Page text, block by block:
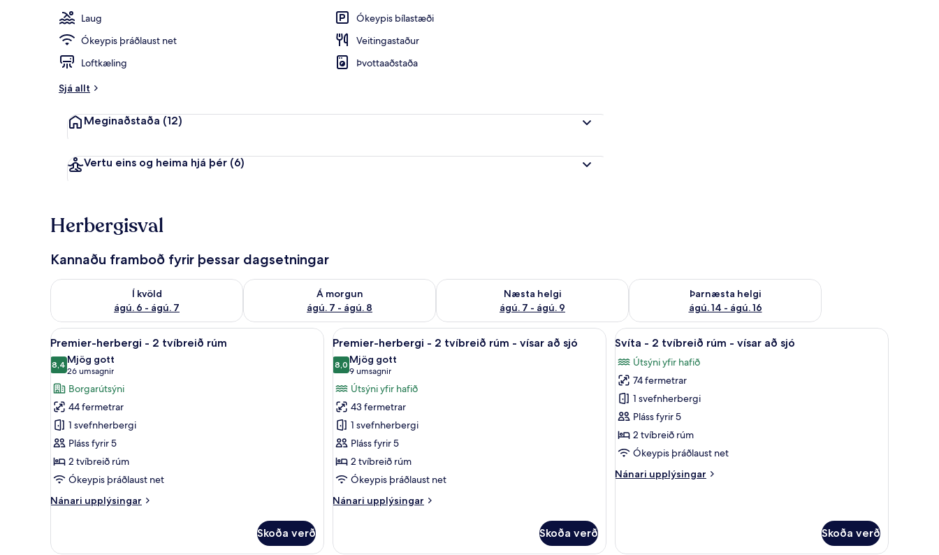
Laug
Ókeypis bílastæði
Ókeypis þráðlaust net
Veitingastaður
Loftkæling
Þvottaaðstaða
Sjá allt
Meginaðstaða (12)
Vertu eins og heima hjá þér (6)
Herbergisval
Kannaðu framboð fyrir þessar dagsetningar
Í kvöld
ágú. 6 - ágú. 7
Athuga framboð í kvöld ágú. 6 - ágú. 7
Á morgun
ágú. 7 - ágú. 8
Athuga framboð á morgun ágú. 7 - ágú. 8
Næsta helgi
ágú. 7 - ágú. 9
Athuga framboð næstu helgi ágú. 7 - ágú. 9
Þarnæsta helgi
ágú. 14 - ágú. 16
Athuga framboð þarnæstu helgi ágú. 14 - ágú. 16
Skoða
allar
myndir
fyrir
Premier-
herbergi
-
2
tvíbreið
rúm
Rúmföt af bestu gerð, dúnsængur, öryggishólf í herbergi
4
Premier-herbergi - 2 tvíbreið rúm
8,48,4 af 10
Mjög gott
26 umsagnir
(26
umsagnir)
Borgarútsýni
44 fermetrar
1 svefnherbergi
Pláss fyrir 5
2 tvíbreið rúm
Ókeypis þráðlaust net
Nánari upplýsingar
Nánari
herbergi
Skoða verð
Skoða
allar
myndir
fyrir
Premier-
herbergi
-
2
tvíbreið
rúm
-
sjó
Rúmföt af bestu gerð, dúnsængur, öryggishólf í herbergi
5
Premier-herbergi - 2 tvíbreið rúm - vísar að sjó
8,08,0 af 10
Mjög gott
9 umsagnir
(9
umsagnir)
Útsýni yfir hafið
43 fermetrar
1 svefnherbergi
Pláss fyrir 5
2 tvíbreið rúm
Ókeypis þráðlaust net
Nánari upplýsingar
Nánari
herbergi
Skoða verð
Skoða
allar
myndir
fyrir
Svíta
-
2
tvíbreið
-
Rúmföt af bestu gerð, dúnsængur,
4
Svíta - 2 tvíbreið rúm - vísar að sjó
Útsýni yfir hafið
74 fermetrar
1 svefnherbergi
Pláss fyrir 5
2 tvíbreið rúm
Ókeypis þráðlaust net
Nánari upplýsingar
Nánari
tvíbreið
Skoða verð